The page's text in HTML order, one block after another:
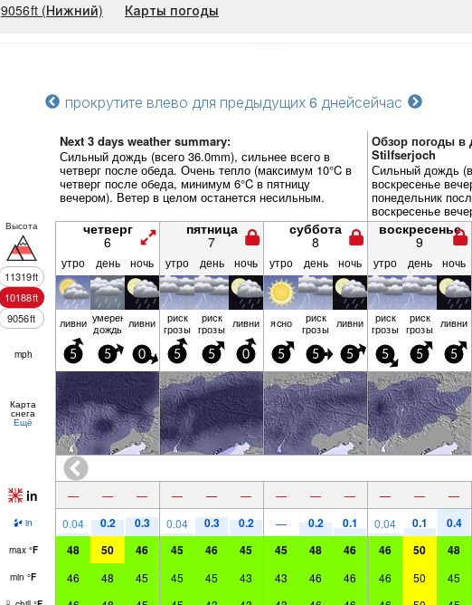
9056ft (Нижний) Карты погоды
прокрутите влево для предыдущих 6 днейсейчас
Next 3 days weather summary:
Сильный дождь (всего 36.0mm), сильнее всего в
четверг после обеда. Очень тепло (максимум 10°C в
четверг после обеда, минимум 6°C в пятницу
вечером). Ветер в целом останется несильным.
Обзор погоды в
Stilfserjoch
Сильный дождь
воскресенье
понедельник
воскресенье
несильным.
Высота
11319ft
10188ft
9056ft
четверг
6
пятница
7
суббота
8
воскресенье
9
утро день ночь утро день ночь утро день ночь утро день ночь
ливни умерен.
дождь ливни риск
грозы
риск
грозы ливни ясно риск
грозы ливни риск
грозы
риск
грозы ливни
mph 5 5 0 5 5 0 5 5 5 5 5 5
Карта
снега
Ещё
in — — — — — — — — — — — —
in 0.04 0.2 0.3 0.04 0.3 0.2 — 0.2 0.1 0.04 0.1 0.4
max °F 48 50 46 45 46 45 45 48 46 46 50 48
min °F 46 48 45 45 45 43 43 46 46 46 50 45